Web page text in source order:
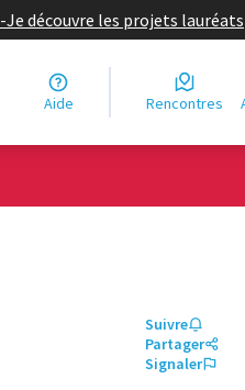
-Je découvre les projets lauréats
Aide Rencontres
Suivre
Partager
Signaler